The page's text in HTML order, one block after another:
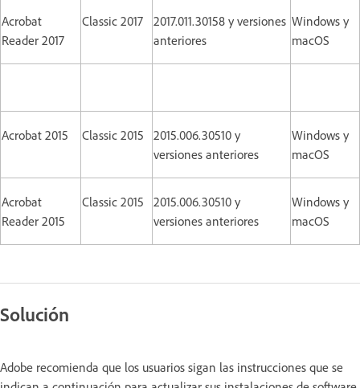
Acrobat
Reader 2017
Classic 2017
2017.011.30158 y versiones
anteriores
Windows y
macOS
Acrobat 2015 Classic 2015
2015.006.30510 y
versiones anteriores
Windows y
macOS
Acrobat
Reader 2015
Classic 2015
2015.006.30510 y
versiones anteriores
Windows y
macOS
Solución
Adobe recomienda que los usuarios sigan las instrucciones que se